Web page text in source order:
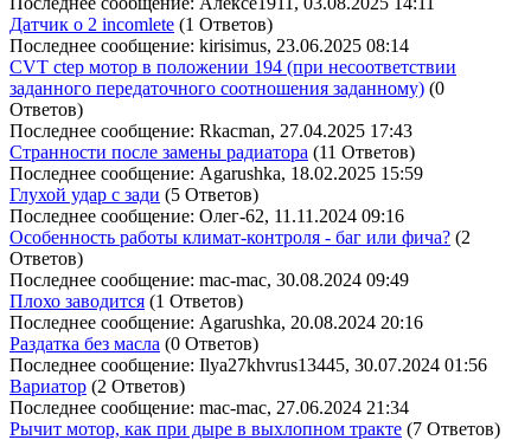
Датчик о 2 incomlete (1 Ответов)
Последнее сообщение: kirisimus, 23.06.2025 08:14
CVT ctep мотор в положении 194 (при несоответствии
заданного передаточного соотношения заданному) (0
Ответов)
Последнее сообщение: Rkacman, 27.04.2025 17:43
Странности после замены радиатора (11 Ответов)
Последнее сообщение: Agarushka, 18.02.2025 15:59
Глухой удар с зади (5 Ответов)
Последнее сообщение: Олег-62, 11.11.2024 09:16
Особенность работы климат-контроля - баг или фича? (2
Ответов)
Последнее сообщение: mac-mac, 30.08.2024 09:49
Плохо заводится (1 Ответов)
Последнее сообщение: Agarushka, 20.08.2024 20:16
Раздатка без масла (0 Ответов)
Последнее сообщение: Ilya27khvrus13445, 30.07.2024 01:56
Вариатор (2 Ответов)
Последнее сообщение: mac-mac, 27.06.2024 21:34
Рычит мотор, как при дыре в выхлопном тракте (7 Ответов)